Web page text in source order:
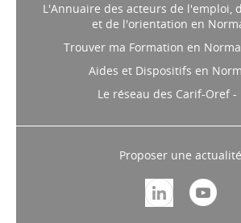
L'Annuaire des acteurs de l'emploi,
et de l'orientation en
Trouver ma Formation en
Aides et Dispositifs en
Le réseau des Carif-Oref -
Proposer une actualité